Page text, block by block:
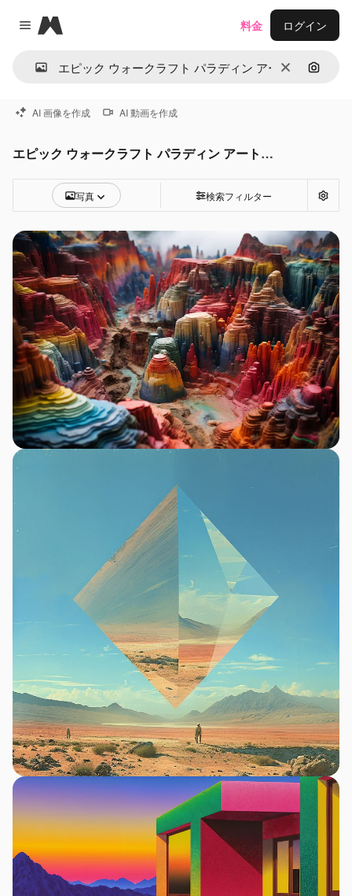
Close menu
Magnific
消去 画像で
料金 ログイン
AI 画像を作成 AI 動画を作成
エピック ウォークラフト パラディン アート写真
写真 検索フィルター